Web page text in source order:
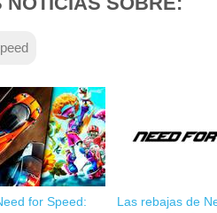
for Speed:
Las rebajas de